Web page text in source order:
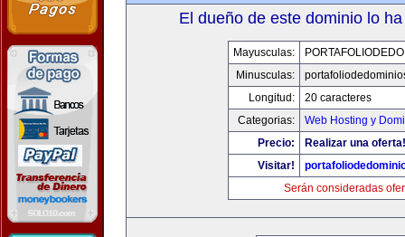
El dueño de este dominio lo
Mayusculas:
Minusculas:
Longitud:
20 caracteres
Categorias:
Web Hosting y
Precio:
Realizar una oferta!
Visitar!
Serán consideradas